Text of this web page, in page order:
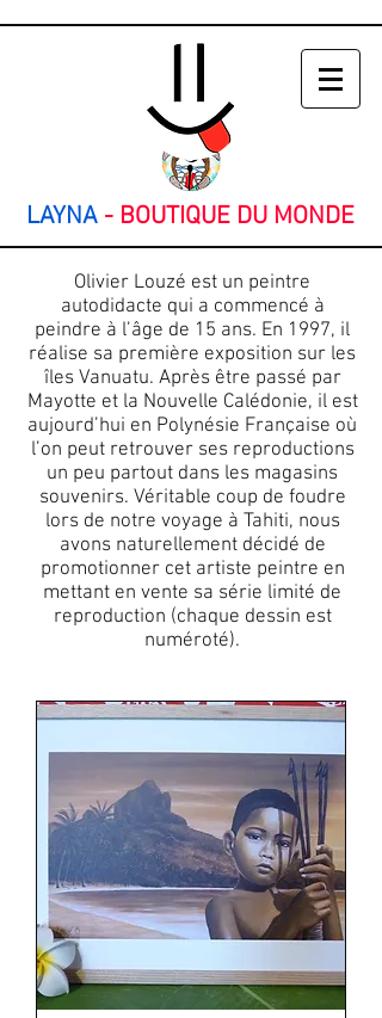
LAYNA - BOUTIQUE DU MONDE
Olivier Louzé est un peintre
autodidacte qui a commencé à
peindre à l’âge de 15 ans. En 1997, il
réalise sa première exposition sur les
îles Vanuatu. Après être passé par
Mayotte et la Nouvelle Calédonie, il est
aujourd’hui en Polynésie Française où
l’on peut retrouver ses reproductions
un peu partout dans les magasins
souvenirs. Véritable coup de foudre
lors de notre voyage à Tahiti, nous
avons naturellement décidé de
promotionner cet artiste peintre en
mettant en vente sa série limité de
reproduction (chaque dessin est
numéroté).